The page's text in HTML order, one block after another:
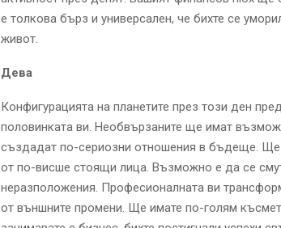
е толкова бърз и универсален, че бихте се
живот.
Дева
Конфигурацията на планетите през този ден
половинката ви. Необвързаните ще имат
създадат по-сериозни отношения в бъдеще. Ще
от по-висше стоящи лица. Възможно е да се
неразположения. Професионалната ви
от външните промени. Ще имате по-голям